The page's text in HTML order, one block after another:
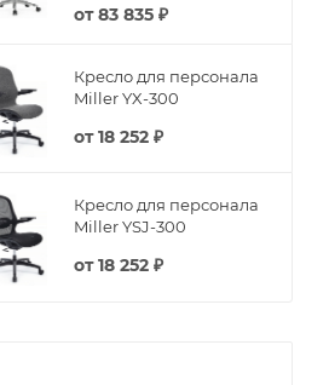
от83 835 ₽
Кресло для персонала
Miller YX-300
от18 252 ₽
Кресло для персонала
Miller YSJ-300
от18 252 ₽